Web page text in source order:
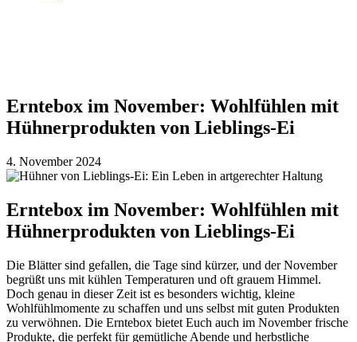
Erntebox im November: Wohlfühlen mit
Hühnerprodukten von Lieblings-Ei
4. November 2024
Erntebox im November: Wohlfühlen mit
Hühnerprodukten von Lieblings-Ei
Die Blätter sind gefallen, die Tage sind kürzer, und der November
begrüßt uns mit kühlen Temperaturen und oft grauem Himmel.
Doch genau in dieser Zeit ist es besonders wichtig, kleine
Wohlfühlmomente zu schaffen und uns selbst mit guten Produkten
zu verwöhnen. Die Erntebox bietet Euch auch im November frische
Produkte, die perfekt für gemütliche Abende und herbstliche